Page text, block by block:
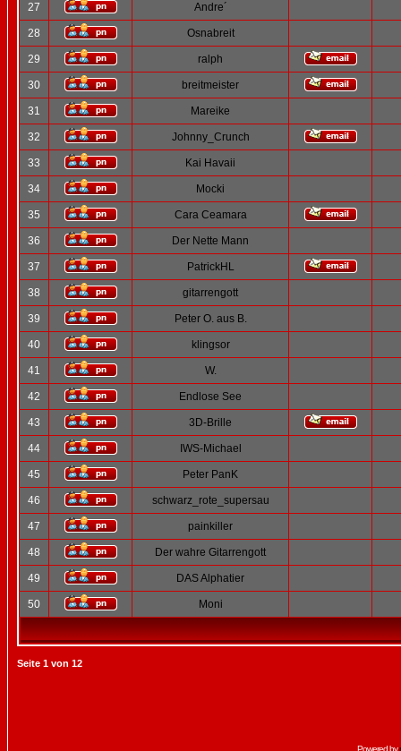
27 Andre´
28 Osnabreit
29 ralph
30 breitmeister
31 Mareike
32 Johnny_Crunch
33 Kai Havaii
34 Mocki
35 Cara Ceamara
36 Der Nette Mann
37 PatrickHL
38 gitarrengott
39 Peter O. aus B.
40 klingsor
41 W.
42 Endlose See
43 3D-Brille
44 IWS-Michael
45 Peter PanK
46 schwarz_rote_supersau
47 painkiller
48 Der wahre Gitarrengott
49 DAS Alphatier
50 Moni
Seite 1 von 12
Powered by